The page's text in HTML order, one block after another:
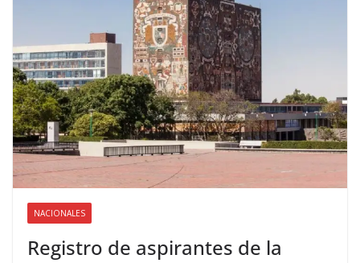
NACIONALES
Registro de aspirantes de la